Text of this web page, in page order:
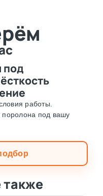
под
работы.
под вашу